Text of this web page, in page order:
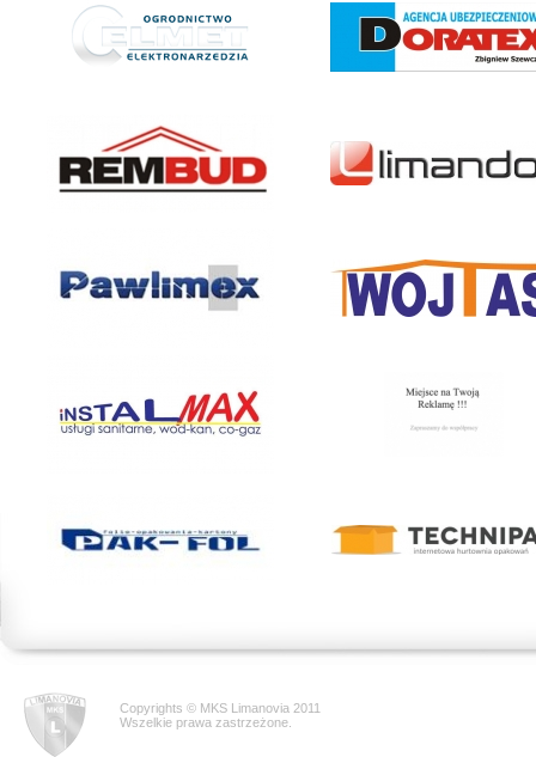
Copyrights © MKS Limanovia 2011
Wszelkie prawa zastrzeżone.